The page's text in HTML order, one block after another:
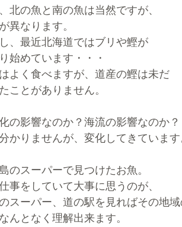
北の魚と南の魚は当然ですが、
異なります。
、最近北海道ではブリや鰹が
始めています・・・
よく食べますが、道産の鰹は未だ
ことがありません。
の影響なのか？海流の影響なのか？
かりませんが、変化してきていま
のスーパーで見つけたお魚。
事をしていて大事に思うのが、
スーパー、道の駅を見ればその地
んとなく理解出来ます。